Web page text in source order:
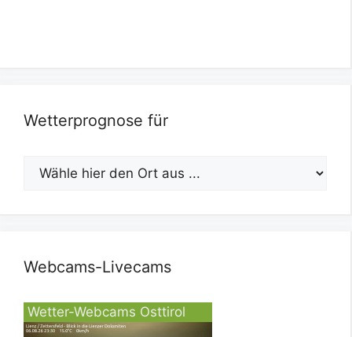
Wetterprognose für
Webcams-Livecams
Wetter-Webcams Osttirol